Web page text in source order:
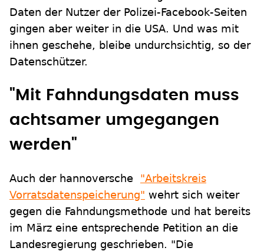
Daten der Nutzer der Polizei-Facebook-Seiten
gingen aber weiter in die USA. Und was mit
ihnen geschehe, bleibe undurchsichtig, so der
Datenschützer.
"Mit Fahndungsdaten muss
achtsamer umgegangen
werden"
Auch der hannoversche "Arbeitskreis
Vorratsdatenspeicherung" wehrt sich weiter
gegen die Fahndungsmethode und hat bereits
im März eine entsprechende Petition an die
Landesregierung geschrieben. "Die